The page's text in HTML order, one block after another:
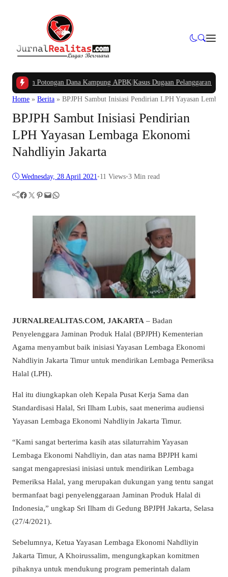
Potongan Dana Kampung APBK |Kasus Dugaan Pelanggaran
Home » Berita » BPJPH Sambut Inisiasi Pendirian LPH Yayasan
BPJPH Sambut Inisiasi Pendirian
LPH Yayasan Lembaga Ekonomi
Nahdliyin Jakarta
Wednesday, 28 April 2021•11 Views•3 Min read
Facebook Twitter Pinterest Mail WhatsApp
JURNALREALITAS.COM, JAKARTA – Badan
Penyelenggara Jaminan Produk Halal (BPJPH) Kementerian
Agama menyambut baik inisiasi Yayasan Lembaga Ekonomi
Nahdliyin Jakarta Timur untuk mendirikan Lembaga Pemeriksa
Halal (LPH).
Hal itu diungkapkan oleh Kepala Pusat Kerja Sama dan
Standardisasi Halal, Sri Ilham Lubis, saat menerima audiensi
Yayasan Lembaga Ekonomi Nahdliyin Jakarta Timur.
“Kami sangat berterima kasih atas silaturrahim Yayasan
Lembaga Ekonomi Nahdliyin, dan atas nama BPJPH kami
sangat mengapresiasi inisiasi untuk mendirikan Lembaga
Pemeriksa Halal, yang merupakan dukungan yang tentu sangat
bermanfaat bagi penyelenggaraan Jaminan Produk Halal di
Indonesia,” ungkap Sri Ilham di Gedung BPJPH Jakarta, Selasa
(27/4/2021).
Sebelumnya, Ketua Yayasan Lembaga Ekonomi Nahdliyin
Jakarta Timur, A Khoirussalim, mengungkapkan komitmen
pihaknya untuk mendukung program pemerintah dalam